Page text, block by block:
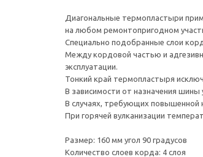
Диагональные термопластыри
на любом ремонтопригодном
Специально подобранные слои
Между кордовой частью и
эксплуатации.
Тонкий край термопластыря
В зависимости от назначения шины
В случаях, требующих повышенной
При горячей вулканизации
Размер: 160 мм угол 90 градусов
Количество слоев корда: 4 слоя